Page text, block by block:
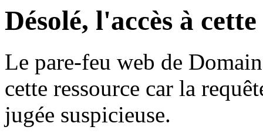
Désolé, l'accès à
Le pare-feu web de
cette ressource car la
jugée suspicieuse.